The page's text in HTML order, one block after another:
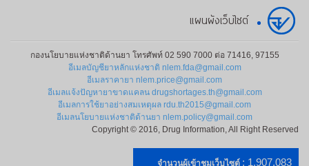
แผนผังเว็บไซต์
กองนโยบายแห่งชาติด้านยา โทรศัพท์ 02 590 7000 ต่อ 71416, 97155
อีเมลบัญชียาหลักแห่งชาติ nlem.fda@gmail.com
อีเมลราคายา nlem.price@gmail.com
อีเมลแจ้งปัญหายาขาดแคลน drugshortages.th@gmail.com
อีเมลการใช้ยาอย่างสมเหตุผล rdu.th2015@gmail.com
อีเมลนโยบายแห่งชาติด้านยา nlem.policy@gmail.com
Copyright © 2016, Drug Information, All Right Reserved
จำนวนผู้เข้าชมเว็บไซต์ : 1,907,083